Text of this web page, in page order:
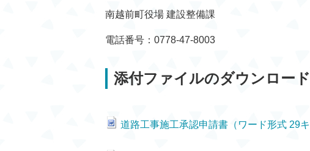
南越前町役場 建設整備課
電話番号：0778-47-8003
添付ファイルのダウンロード
道路工事施工承認申請書（ワード形式 29キ